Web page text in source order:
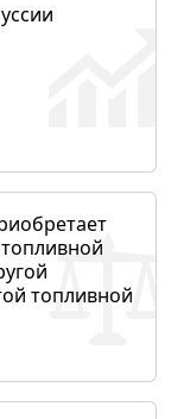
топливной